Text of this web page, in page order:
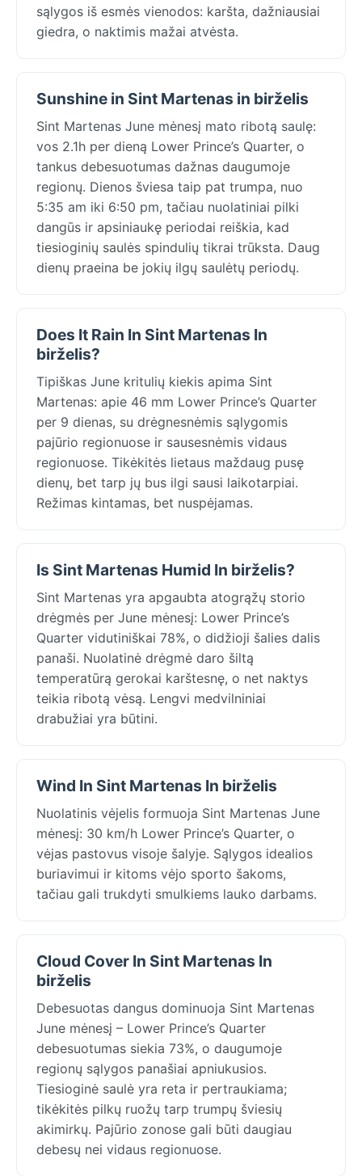
sąlygos iš esmės vienodos: karšta, dažniausiai
giedra, o naktimis mažai atvėsta.
Sunshine in Sint Martenas in birželis
Sint Martenas June mėnesį mato ribotą saulę:
vos 2.1h per dieną Lower Prince’s Quarter, o
tankus debesuotumas dažnas daugumoje
regionų. Dienos šviesa taip pat trumpa, nuo
5:35 am iki 6:50 pm, tačiau nuolatiniai pilki
dangūs ir apsiniaukę periodai reiškia, kad
tiesioginių saulės spindulių tikrai trūksta. Daug
dienų praeina be jokių ilgų saulėtų periodų.
Does It Rain In Sint Martenas In
birželis?
Tipiškas June kritulių kiekis apima Sint
Martenas: apie 46 mm Lower Prince’s Quarter
per 9 dienas, su drėgnesnėmis sąlygomis
pajūrio regionuose ir sausesnėmis vidaus
regionuose. Tikėkitės lietaus maždaug pusę
dienų, bet tarp jų bus ilgi sausi laikotarpiai.
Režimas kintamas, bet nuspėjamas.
Is Sint Martenas Humid In birželis?
Sint Martenas yra apgaubta atogrąžų storio
drėgmės per June mėnesį: Lower Prince’s
Quarter vidutiniškai 78%, o didžioji šalies dalis
panaši. Nuolatinė drėgmė daro šiltą
temperatūrą gerokai karštesnę, o net naktys
teikia ribotą vėsą. Lengvi medvilniniai
drabužiai yra būtini.
Wind In Sint Martenas In birželis
Nuolatinis vėjelis formuoja Sint Martenas June
mėnesį: 30 km/h Lower Prince’s Quarter, o
vėjas pastovus visoje šalyje. Sąlygos idealios
buriavimui ir kitoms vėjo sporto šakoms,
tačiau gali trukdyti smulkiems lauko darbams.
Cloud Cover In Sint Martenas In
birželis
Debesuotas dangus dominuoja Sint Martenas
June mėnesį – Lower Prince’s Quarter
debesuotumas siekia 73%, o daugumoje
regionų sąlygos panašiai apniukusios.
Tiesioginė saulė yra reta ir pertraukiama;
tikėkitės pilkų ruožų tarp trumpų šviesių
akimirkų. Pajūrio zonose gali būti daugiau
debesų nei vidaus regionuose.